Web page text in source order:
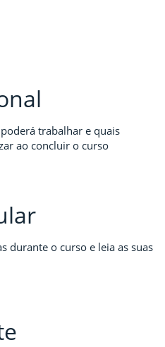
trabalhar e quais
ao concluir o curso
durante o curso e leia as suas